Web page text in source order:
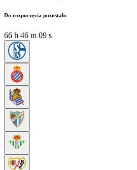
Do rozpoczęcia pozostało
66 h 46 m 07 s